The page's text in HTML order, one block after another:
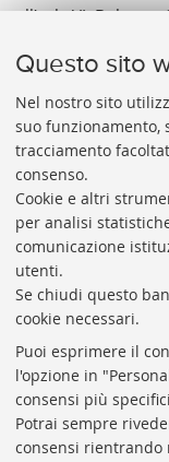
Questo sito
Nel nostro sito
suo funzionamento,
tracciamento
consenso.
Cookie e altri
per analisi
comunicazione
utenti.
Se chiudi questo
cookie necessari.
Puoi esprimere il
l'opzione in
consensi più
Potrai sempre
consensi rientrando
all’aula VI:
Note:Tit. del cat. -
Professore di
nel mare di
Vai al catalogo:
Responsabile
Coordinatrice
Archivio storico